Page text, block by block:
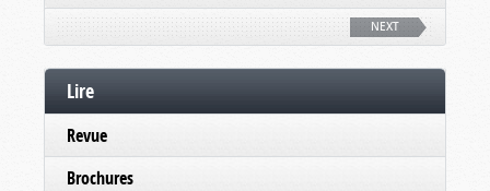
NEXT
Lire
Revue
Brochures